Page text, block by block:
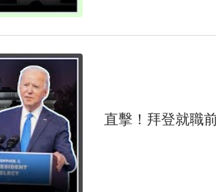
直擊！拜登就職